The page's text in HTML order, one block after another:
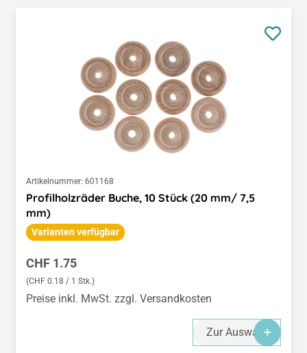
Artikelnummer: 601168
Profilholzräder Buche, 10 Stück (20 mm/ 7,5
mm)
Varianten verfügbar
Regulärer Preis:
CHF 1.75
(CHF 0.18 / 1 Stk.)
Preise inkl. MwSt. zzgl. Versandkosten
Zur Auswahl